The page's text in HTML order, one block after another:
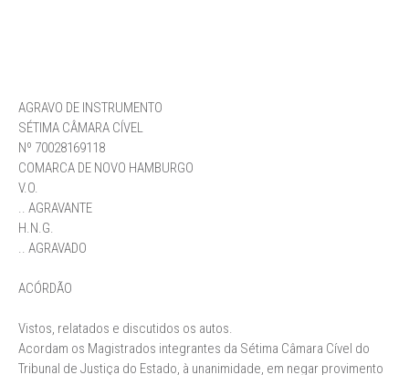
AGRAVO DE INSTRUMENTO
SÉTIMA CÂMARA CÍVEL
Nº 70028169118
COMARCA DE NOVO HAMBURGO
V.O.
.. AGRAVANTE
H.N.G.
.. AGRAVADO
ACÓRDÃO
Vistos, relatados e discutidos os autos.
Acordam os Magistrados integrantes da Sétima Câmara Cível do
Tribunal de Justiça do Estado, à unanimidade, em negar provimento